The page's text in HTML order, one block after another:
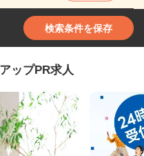
検索条件を保存
ップPR求人